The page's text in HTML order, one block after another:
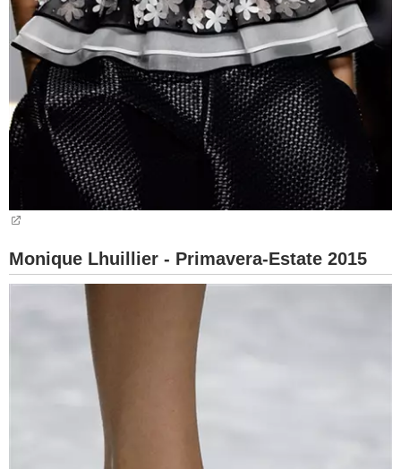
Monique Lhuillier - Primavera-Estate 2015